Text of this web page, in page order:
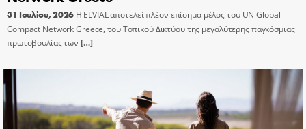
31 Ιουλίου, 2026 Η ELVIAL αποτελεί πλέον επίσημα μέλος του UN Global
Compact Network Greece, του Τοπικού Δικτύου της μεγαλύτερης παγκόσμιας
πρωτοβουλίας των […]